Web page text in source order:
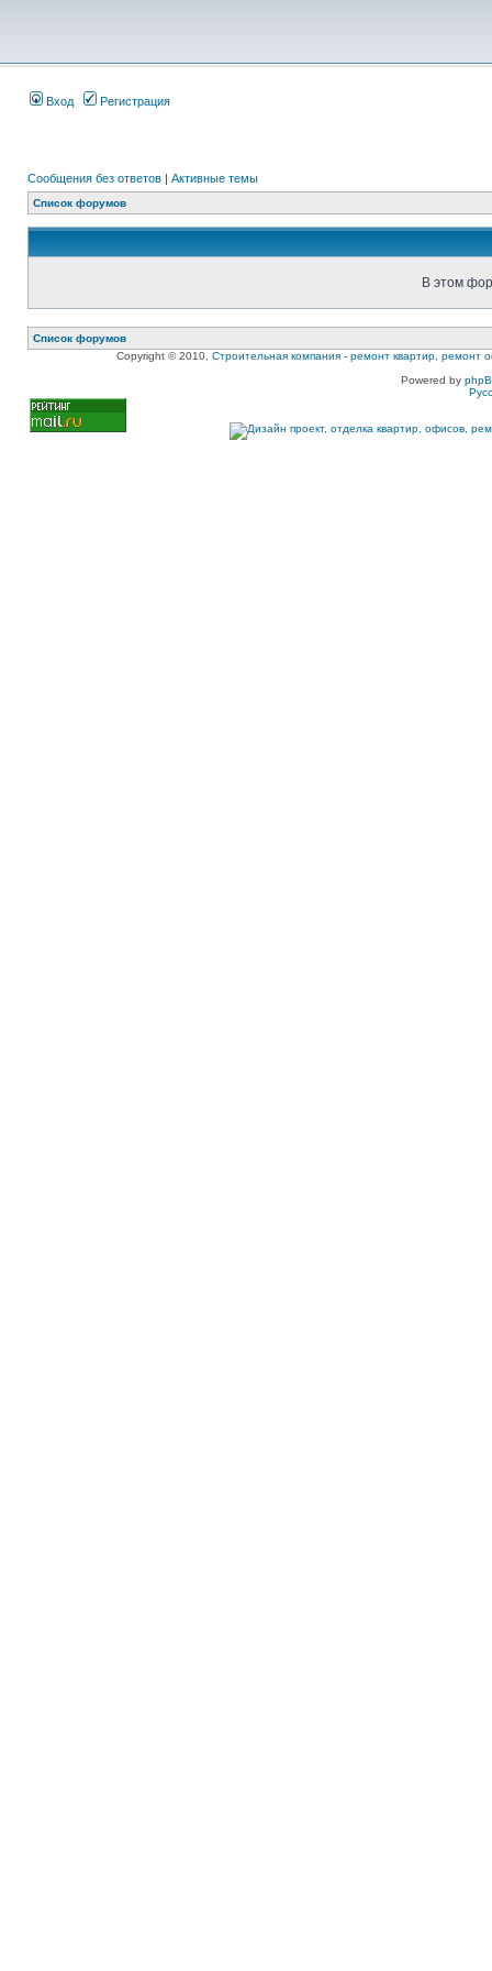
Вход Регистрация
Сообщения без ответов | Активные темы
Список форумов
В этом
Список форумов
Copyright © 2010, Строительная компания - ремонт квартир, ремонт
Powered by